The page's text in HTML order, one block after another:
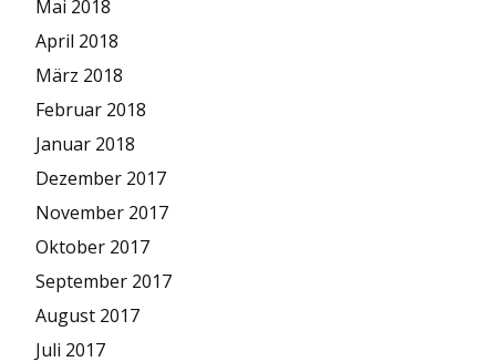
Mai 2018
April 2018
März 2018
Februar 2018
Januar 2018
Dezember 2017
November 2017
Oktober 2017
September 2017
August 2017
Juli 2017